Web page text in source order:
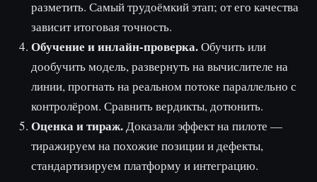
разметить. Самый трудоёмкий этап; от его качества
зависит итоговая точность.
Обучение и инлайн-проверка.Обучить или
дообучить модель, развернуть на вычислителе на
линии, прогнать на реальном потоке параллельно с
контролёром. Сравнить вердикты, дотюнить.
Оценка и тираж.Доказали эффект на пилоте —
тиражируем на похожие позиции и дефекты,
стандартизируем платформу и интеграцию.